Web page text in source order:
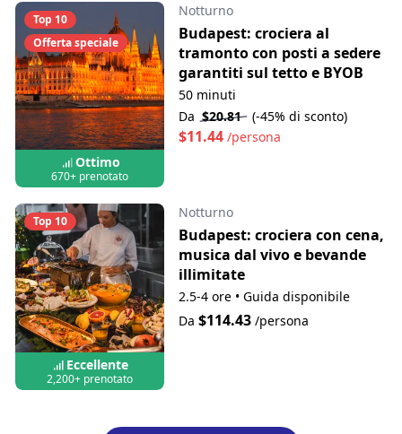
Top 10
Offerta speciale
Ottimo
670+ prenotato
Notturno
Budapest: crociera al
tramonto con posti a sedere
garantiti sul tetto e BYOB
50 minuti
Da $20.81 (-45% di sconto)
$11.44/persona
Top 10
Eccellente
2,200+ prenotato
Notturno
Budapest: crociera con cena,
musica dal vivo e bevande
illimitate
2.5-4 ore • Guida disponibile
Da $114.43/persona